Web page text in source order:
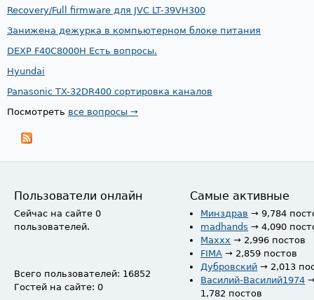
Recovery/Full firmware для JVC LT-39VH300
Занижена дежурка в компьютерном блоке питания
DEXP F40C8000H Есть вопросы.
Hyundai
Panasonic TX-32DR400 сортировка каналов
Посмотреть все вопросы →
Пользователи онлайн
Сейчас на сайте 0
пользователей.
Всего пользователей: 16852
Гостей на сайте: 0
Самые активные
Минздрав → 9,784
madhands → 4,090
Maxxx → 2,996 постов
FIMA → 2,859 постов
Дубровский → 2,013
Василий-Василий1974
1,782 постов